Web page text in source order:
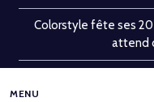
Colorstyle fête ses
attend